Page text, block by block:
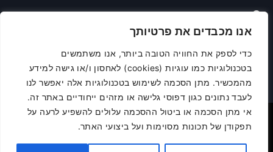
אנו מכבדים את פרטיותך
כדי לספק את החוויה הטובה ביותר, אנו משתמשים
בטכנולוגיות כמו עוגיות (cookies) לאחסון ו/או גישה למידע
מהמכשיר. מתן הסכמה לשימוש בטכנולוגיות אלה יאפשר לנו
לעבד נתונים כגון דפוסי גלישה או מזהים ייחודיים באתר זה.
אי מתן הסכמה או ביטול ההסכמה עלולים להשפיע לרעה על
תפקודן של תכונות מסוימות ועל ביצועי האתר.
תיק רישוי בנייה
תוכנית בנייה
פרצלציה
תכנון תקציב בנייה